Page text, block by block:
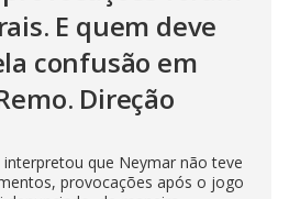
E quem deve
confusão em
Direção
interpretou que Neymar não teve
provocações após o jogo